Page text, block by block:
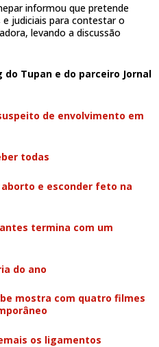
informou que pretende
judiciais para contestar o
levando a discussão
Tupan e do parceiro Jornal
de envolvimento em
todas
e esconder feto na
termina com um
do ano
mostra com quatro filmes
os ligamentos